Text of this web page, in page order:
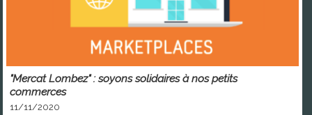
"Mercat Lombez" : soyons solidaires à nos petits
commerces
11/11/2020